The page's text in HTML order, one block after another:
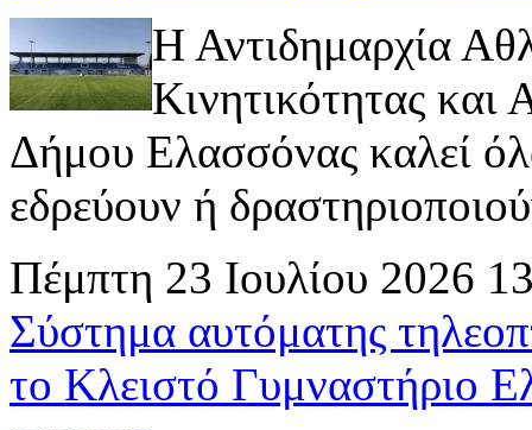
Η Αντιδημαρχία
Κινητικότητας
Δήμου Ελασσόνας καλεί
εδρεύουν ή
Πέμπτη 23 Ιουλίου 2026
Σύστημα αυτόματης
το Κλειστό Γυμναστήριο